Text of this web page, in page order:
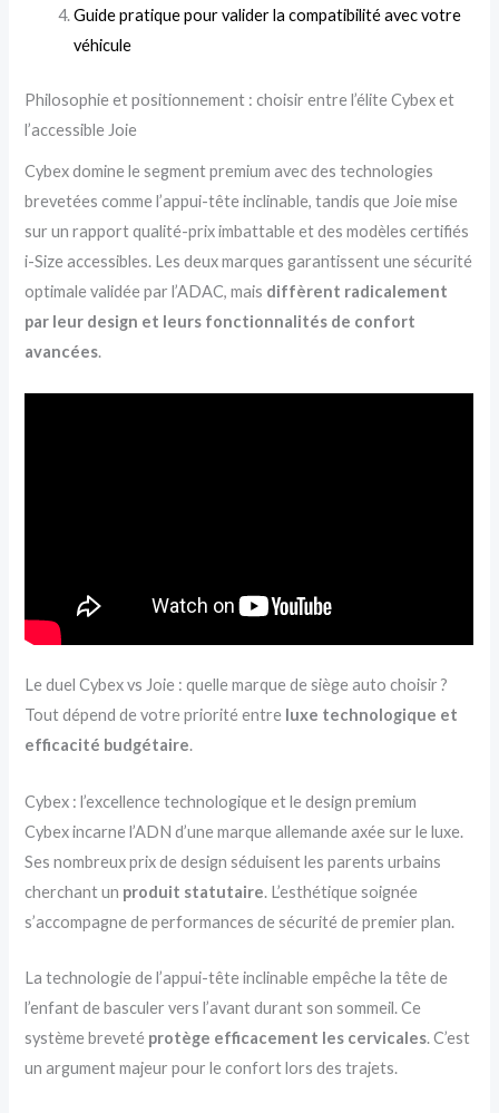
Guide pratique pour valider la compatibilité avec votre
véhicule
Philosophie et positionnement : choisir entre l’élite Cybex et
l’accessible Joie
Cybex domine le segment premium avec des technologies
brevetées comme l’appui-tête inclinable, tandis que Joie mise
sur un rapport qualité-prix imbattable et des modèles certifiés
i-Size accessibles. Les deux marques garantissent une sécurité
optimale validée par l’ADAC, mais diffèrent radicalement
par leur design et leurs fonctionnalités de confort
avancées.
Le duel Cybex vs Joie : quelle marque de siège auto choisir ?
Tout dépend de votre priorité entre luxe technologique et
efficacité budgétaire.
Cybex : l’excellence technologique et le design premium
Cybex incarne l’ADN d’une marque allemande axée sur le luxe.
Ses nombreux prix de design séduisent les parents urbains
cherchant un produit statutaire. L’esthétique soignée
s’accompagne de performances de sécurité de premier plan.
La technologie de l’appui-tête inclinable empêche la tête de
l’enfant de basculer vers l’avant durant son sommeil. Ce
système breveté protège efficacement les cervicales. C’est
un argument majeur pour le confort lors des trajets.